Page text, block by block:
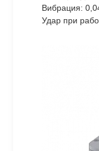
Вибрация:
Удар при